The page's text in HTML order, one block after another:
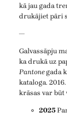
kā jau gada
drukājiet pāri
—
Galvassāpju
ka drukā uz
Pantonegada
kataloga.
krāsas var būt
2025